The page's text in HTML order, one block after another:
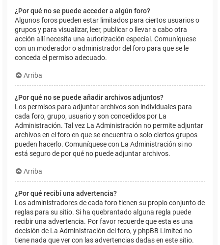
¿Por qué no se puede acceder a algún foro?
Algunos foros pueden estar limitados para ciertos usuarios o
grupos y para visualizar, leer, publicar o llevar a cabo otra
acción allí necesita una autorización especial. Comuníquese
con un moderador o administrador del foro para que se le
conceda el permiso adecuado.
Arriba
¿Por qué no se puede añadir archivos adjuntos?
Los permisos para adjuntar archivos son individuales para
cada foro, grupo, usuario y son concedidos por La
Administración. Tal vez La Administración no permite adjuntar
archivos en el foro en que se encuentra o solo ciertos grupos
pueden hacerlo. Comuníquese con La Administración si no
está seguro de por qué no puede adjuntar archivos.
Arriba
¿Por qué recibí una advertencia?
Los administradores de cada foro tienen su propio conjunto de
reglas para su sitio. Si ha quebrantado alguna regla puede
recibir una advertencia. Por favor recuerde que esta es una
decisión de La Administración del foro, y phpBB Limited no
tiene nada que ver con las advertencias dadas en este sitio.